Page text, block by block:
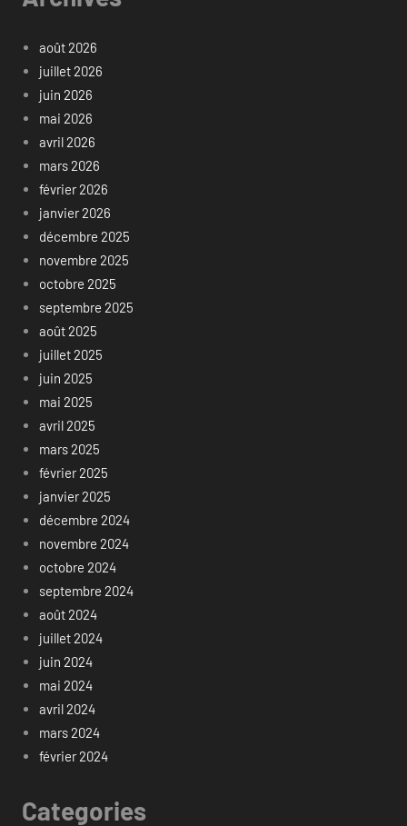
août 2026
juillet 2026
juin 2026
mai 2026
avril 2026
mars 2026
février 2026
janvier 2026
décembre 2025
novembre 2025
octobre 2025
septembre 2025
août 2025
juillet 2025
juin 2025
mai 2025
avril 2025
mars 2025
février 2025
janvier 2025
décembre 2024
novembre 2024
octobre 2024
septembre 2024
août 2024
juillet 2024
juin 2024
mai 2024
avril 2024
mars 2024
février 2024
Categories